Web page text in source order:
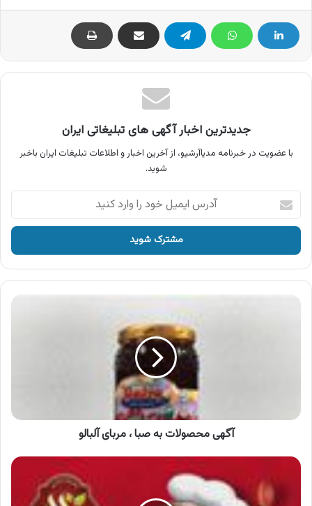
جدیدترین اخبار آگهی های تبلیغاتی ایران
با عضویت در خبرنامه مدیاآرشیو، از آخرین اخبار و اطلاعات تبلیغات ایران باخبر
شوید.
آدرس
ایمیل
خود
وارد
کنید
آگهی محصولات به صبا ، مربای آلبالو
آگهی